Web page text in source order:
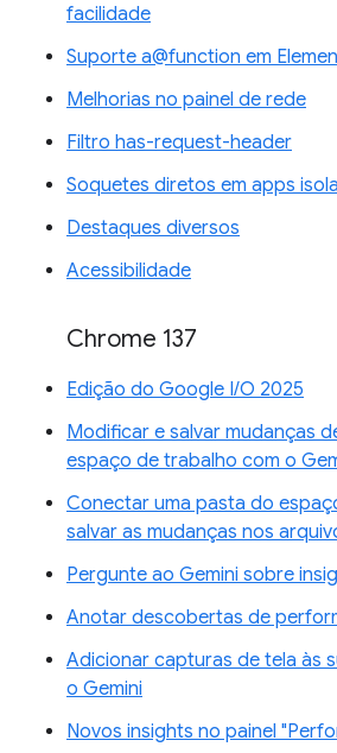
facilidade
Suporte a@function em
Melhorias no painel de rede
Filtro has-request-header
Soquetes diretos em apps
Destaques diversos
Acessibilidade
Chrome 137
Edição do Google I/O 2025
Modificar e salvar mudanças
espaço de trabalho com o
Conectar uma pasta do
salvar as mudanças nos
Pergunte ao Gemini sobre
Anotar descobertas de
Adicionar capturas de tela às
o Gemini
Novos insights no painel